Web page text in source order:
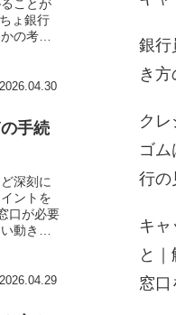
ことが
ょ銀行
の考え
2026.04.30
手続
深刻に
ントを
口が必要
動き方
2026.04.29
銀行
き
ク
ゴ
行の
キャ
と
窓口